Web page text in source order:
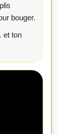
bouger.
et ton